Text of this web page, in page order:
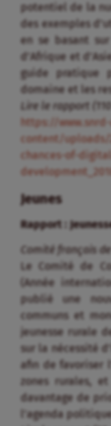
potentiel de la
des exemples
en se basant
d’Afrique et
guide pratique
domaine et les
Lire le rapport (110
https://
content/uploads/
chances-of-
Jeunes
Rapport :
Comité français
Le Comité de
(Année
publié une
communs et
jeunesse rurale
sur la nécessité
afin de favoriser
zones rurales,
davantage de
l’agenda